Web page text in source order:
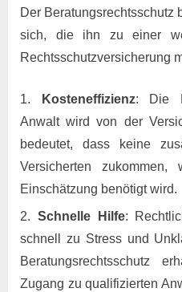
Der Beratungsrechtsschutz
sich, die ihn zu einer
Rechtsschutzversicherung
Kosteneffizienz: Die
Anwalt wird von der
bedeutet, dass keine
Versicherten
Einschätzung benötigt wird.
Schnelle Hilfe:
schnell zu Stress und
Beratungsrechtsschutz
Zugang zu qualifizierten